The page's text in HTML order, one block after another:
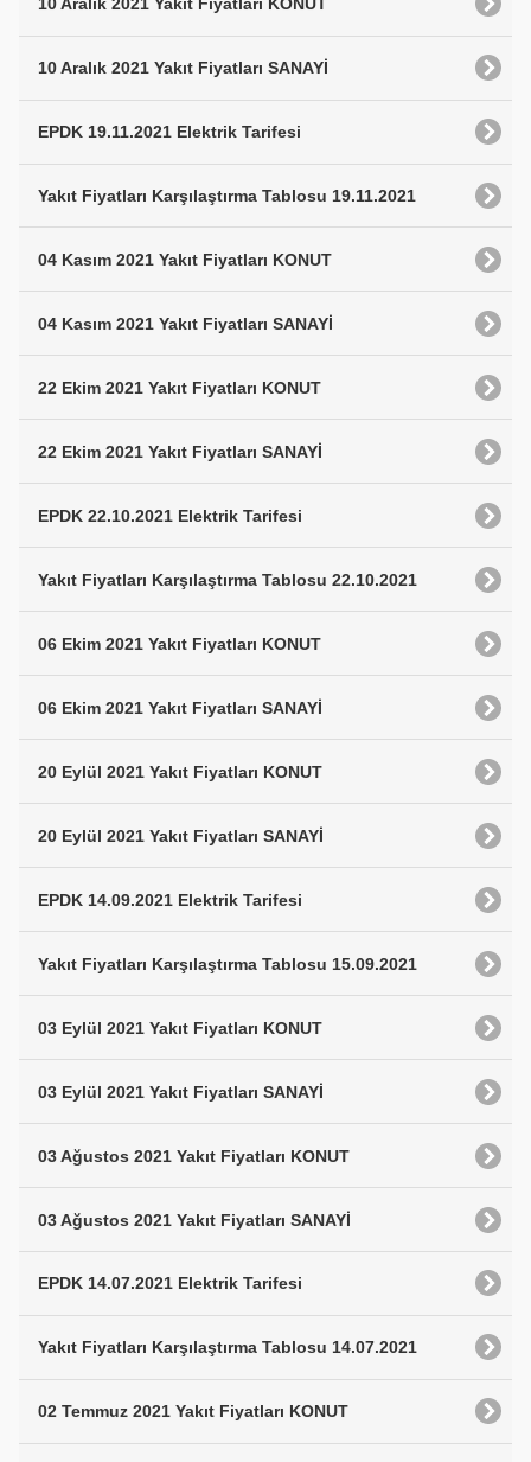
10 Aralık 2021 Yakıt Fiyatları SANAYİ
EPDK 19.11.2021 Elektrik Tarifesi
Yakıt Fiyatları Karşılaştırma Tablosu 19.11.2021
04 Kasım 2021 Yakıt Fiyatları KONUT
04 Kasım 2021 Yakıt Fiyatları SANAYİ
22 Ekim 2021 Yakıt Fiyatları KONUT
22 Ekim 2021 Yakıt Fiyatları SANAYİ
EPDK 22.10.2021 Elektrik Tarifesi
Yakıt Fiyatları Karşılaştırma Tablosu 22.10.2021
06 Ekim 2021 Yakıt Fiyatları KONUT
06 Ekim 2021 Yakıt Fiyatları SANAYİ
20 Eylül 2021 Yakıt Fiyatları KONUT
20 Eylül 2021 Yakıt Fiyatları SANAYİ
EPDK 14.09.2021 Elektrik Tarifesi
Yakıt Fiyatları Karşılaştırma Tablosu 15.09.2021
03 Eylül 2021 Yakıt Fiyatları KONUT
03 Eylül 2021 Yakıt Fiyatları SANAYİ
03 Ağustos 2021 Yakıt Fiyatları KONUT
03 Ağustos 2021 Yakıt Fiyatları SANAYİ
EPDK 14.07.2021 Elektrik Tarifesi
Yakıt Fiyatları Karşılaştırma Tablosu 14.07.2021
02 Temmuz 2021 Yakıt Fiyatları KONUT